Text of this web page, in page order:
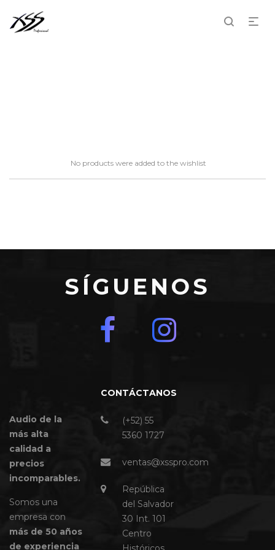
No products were added to the wishlist
SÍGUENOS
Audio de la
más alta
calidad a
precios
incomparables.
Somos una
empresa con
más de 50 años
de experiencia
CONTÁCTANOS
(+52) 55
5360 1727
ventas@xsspro.com
República
del Salvador
30 Int. 101
Centro